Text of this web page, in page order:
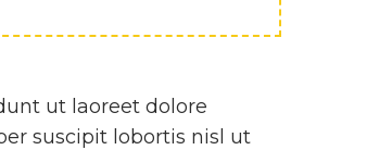
ut laoreet dolore
suscipit lobortis nisl ut